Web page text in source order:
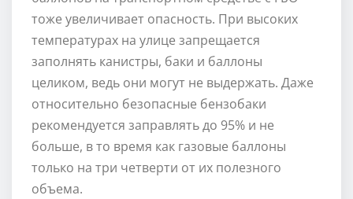
тоже увеличивает опасность. При высоких
температурах на улице запрещается
заполнять канистры, баки и баллоны
целиком, ведь они могут не выдержать. Даже
относительно безопасные бензобаки
рекомендуется заправлять до 95% и не
больше, в то время как газовые баллоны
только на три четверти от их полезного
объема.